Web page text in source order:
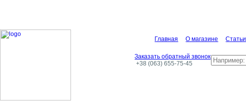
Главная О магазине Статьи
Заказать обратный звонок
+38 (063) 655-75-45